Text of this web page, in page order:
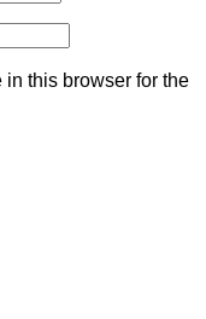
this browser for the